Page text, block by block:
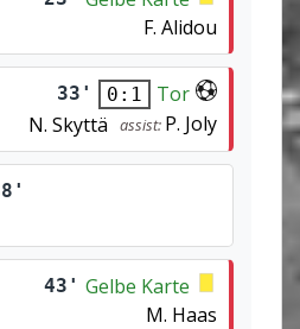
F. Alidou
33' 0:1
Tor
N. Skyttä
assist: P. Joly
43' Gelbe Karte
M. Haas